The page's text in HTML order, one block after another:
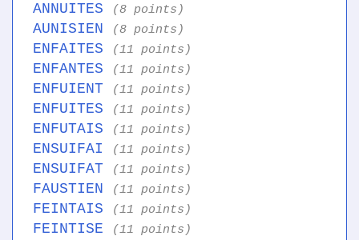
ANNUITES (8 points)
AUNISIEN (8 points)
ENFAITES (11 points)
ENFANTES (11 points)
ENFUIENT (11 points)
ENFUITES (11 points)
ENFUTAIS (11 points)
ENSUIFAI (11 points)
ENSUIFAT (11 points)
FAUSTIEN (11 points)
FEINTAIS (11 points)
FEINTISE (11 points)